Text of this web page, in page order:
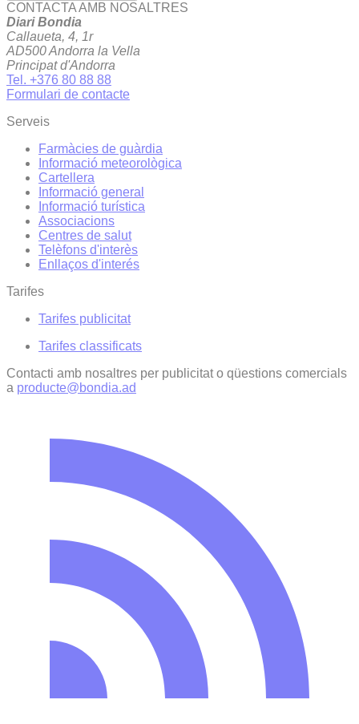
CONTACTA AMB NOSALTRES
Diari Bondia
Callaueta, 4, 1r
AD500 Andorra la Vella
Principat d'Andorra
Tel. +376 80 88 88
Formulari de contacte
Serveis
Farmàcies de guàrdia
Informació meteorològica
Cartellera
Informació general
Informació turística
Associacions
Centres de salut
Telèfons d'interès
Enllaços d'interés
Tarifes
Tarifes publicitat
Tarifes classificats
Contacti amb nosaltres per publicitat o qüestions comercials
a producte@bondia.ad